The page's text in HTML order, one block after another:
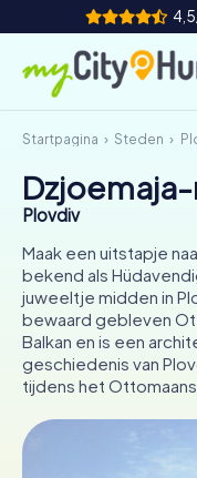
Hoe het werkt
Steden
Tours
Teamevenement
Tickets
Startpagina Steden
Plovdiv
Maak een uitstapje
bekend als
juweeltje midden in
bewaard gebleven
Balkan en is een
geschiedenis van
tijdens het